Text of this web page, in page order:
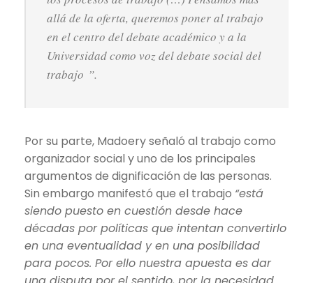
allá de la oferta, queremos poner al trabajo
en el centro del debate académico y a la
Universidad como voz del debate social del
trabajo ”.
Por su parte, Madoery señaló al trabajo como
organizador social y uno de los principales
argumentos de dignificación de las personas.
Sin embargo manifestó que el trabajo “está
siendo puesto en cuestión desde hace
décadas por políticas que intentan convertirlo
en una eventualidad y en una posibilidad
para pocos. Por ello nuestra apuesta es dar